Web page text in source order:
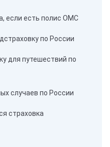
если есть полис ОМС
по России
для путешествий по
случаев по России
страховка